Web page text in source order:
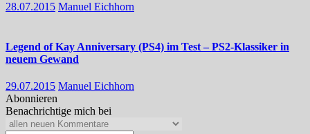
28.07.2015 Manuel Eichhorn
Legend of Kay Anniversary (PS4) im Test – PS2-Klassiker in
neuem Gewand
29.07.2015 Manuel Eichhorn
Abonnieren
Benachrichtige mich bei